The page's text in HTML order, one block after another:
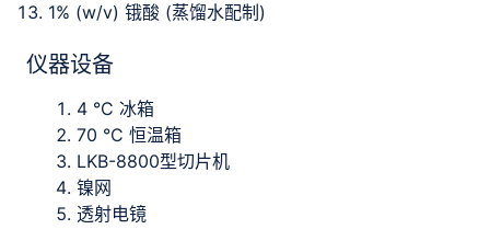
1% (w/v) 锇酸 (蒸馏水配制)
仪器设备
4 °C 冰箱
70 °C 恒温箱
LKB-8800型切片机
镍网
透射电镜